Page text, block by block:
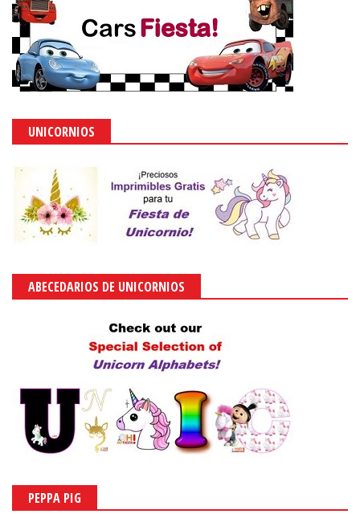
UNICORNIOS
ABECEDARIOS DE UNICORNIOS
PEPPA PIG